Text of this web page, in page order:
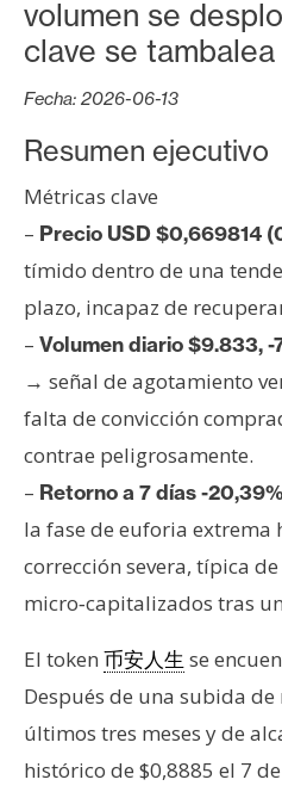
d
e
P
r
n
s
T
m
a
s
R
e
c
r
s
s
volumen se
clave se tambalea
Fecha: 2026-06-13
Resumen ejecutivo
Métricas clave
– Precio USD $0,669814
tímido dentro de una
plazo, incapaz de
– Volumen diario $9.833,
→ señal de agotamiento
falta de convicción
contrae peligrosamente.
– Retorno a 7 días -
la fase de euforia extrema
corrección severa, típica
micro‑capitalizados tras
El token 币安人生 se
Después de una subida de
últimos tres meses y de
histórico de $0,8885 el 7